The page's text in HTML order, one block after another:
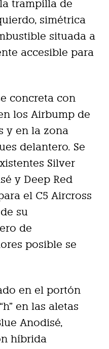
trampilla de
simétrica
situada a
accesible para
concreta con
los Airbump de
y en la zona
delantero. Se
Silver
y Deep Red
el C5 Aircross
su
de
posible se
en el portón
en las aletas
Anodisé,
híbrida